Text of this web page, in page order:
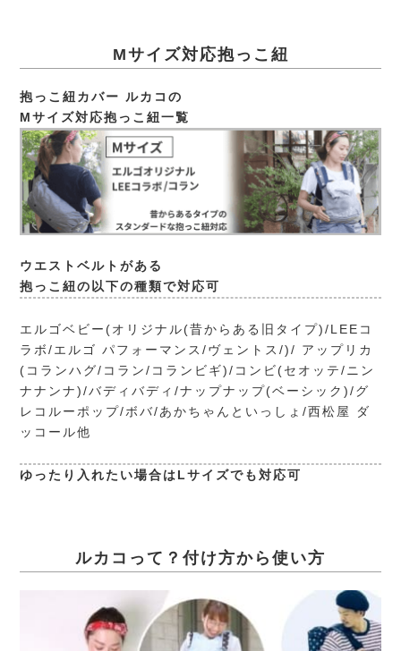
Mサイズ対応抱っこ紐
抱っこ紐カバー ルカコの
Mサイズ対応抱っこ紐一覧
ウエストベルトがある
抱っこ紐の以下の種類で対応可
エルゴベビー(オリジナル(昔からある旧タイプ)/LEEコ
ラボ/エルゴ パフォーマンス/ヴェントス/)/ アップリカ
(コランハグ/コラン/コランビギ)/コンビ(セオッテ/ニン
ナナンナ)/バディバディ/ナップナップ(ベーシック)/グ
レコルーポップ/ボバ/あかちゃんといっしょ/西松屋 ダ
ッコール他
ゆったり入れたい場合はLサイズでも対応可
ルカコって？付け方から使い方